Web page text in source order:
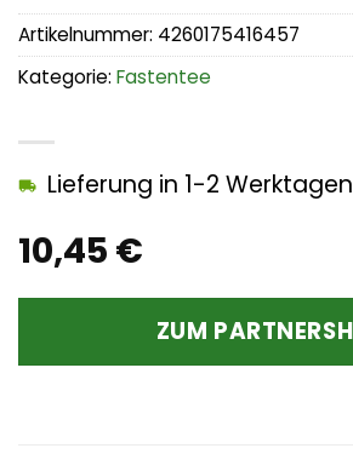
10,45 €
Lieferung in 1-2 Werktagen
ZUM
Artikelnummer: 4260175416457
Kategorie: Fastentee